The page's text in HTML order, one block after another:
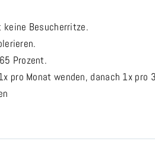
keine Besucherritze.
Prozent.
pro Monat wenden, danach 1x pro